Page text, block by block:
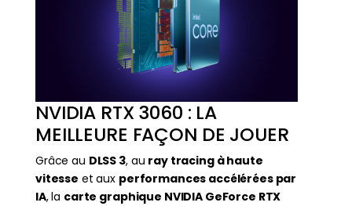
NVIDIA RTX 3060 : LA
MEILLEURE FAÇON DE JOUER
Grâce au DLSS 3, au ray tracing à haute
vitesse et aux performances accélérées par
IA, la carte graphique NVIDIA GeForce RTX